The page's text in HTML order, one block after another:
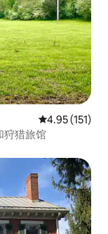
平均评分 4.95
4.95 (151)
狩猎旅馆